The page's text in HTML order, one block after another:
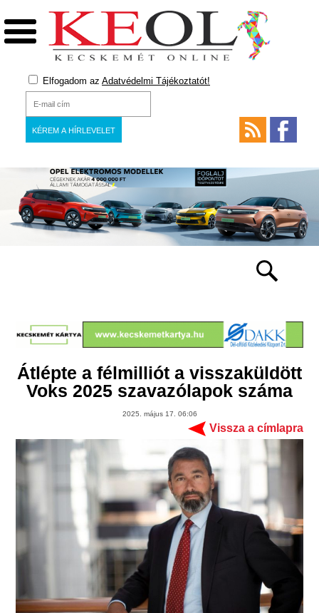
Elfogadom az Adatvédelmi Tájékoztatót!
Átlépte a félmilliót a visszaküldött
Voks 2025 szavazólapok száma
2025. május 17. 06:06
Vissza a címlapra